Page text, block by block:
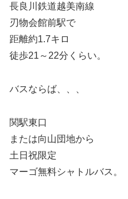
長良川鉄道越美南線
刃物会館前駅で
距離約1.7キロ
徒歩21～22分くらい。
バスならば、、、
関駅東口
または向山団地から
土日祝限定
マーゴ無料シャトルバス。